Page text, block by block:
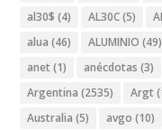
al30$ (4) AL30C(5)
alua (46) ALUMINIO (49)
anet (1) anécdotas (3)
Argentina (2535) Argt
Australia (5) avgo (10)